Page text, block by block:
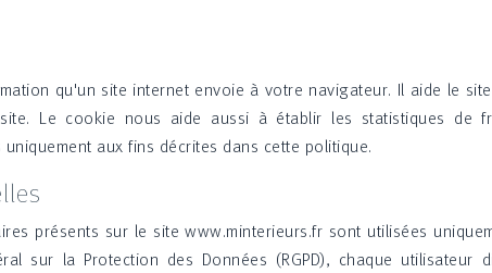
qu'un site internet envoie à votre navigateur. Il aide le
Le cookie nous aide aussi à établir les statistiques de
aux fins décrites dans cette politique.
présents sur le site www.minterieurs.fr sont utilisées
sur la Protection des Données (RGPD), chaque utilisateur